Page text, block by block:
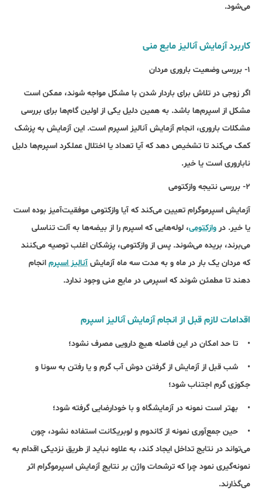
می‌شود.
کاربرد آزمایش آنالیز مایع منی
۱- بررسی وضعیت باروری مردان
اگر زوجی در تلاش برای باردار شدن با مشکل مواجه شوند، ممکن است
مشکل از اسپرم‌ها باشد. به همین دلیل یکی از اولین گام‌ها برای بررسی
مشکلات باروری، انجام آزمایش آنالیز اسپرم است. این آزمایش به پزشک
کمک می‌کند تا تشخیص دهد که آیا تعداد یا اختلال عملکرد اسپرم‌ها دلیل
ناباروری است یا خیر.
۲- بررسی نتیجه وازکتومی
آزمایش اسپرموگرام تعیین می‌کند که آیا وازکتومی موفقیت‌آمیز بوده است
یا خیر. در وازکتومی، لوله‌هایی که اسپرم را از بیضه‌ها به آلت تناسلی
می‌برند، بریده می‌شوند. پس از وازکتومی، پزشکان اغلب توصیه می‌کنند
که مردان یک بار در ماه و به مدت سه ماه آزمایش آنالیز اسپرم انجام
دهند تا مطمئن شوند که اسپرمی در مایع منی وجود ندارد.
اقدامات لازم قبل از انجام آزمایش آنالیز اسپرم
• تا حد امکان در این فاصله هیچ دارویی مصرف نشود؛
• شب قبل از آزمایش از گرفتن دوش آب گرم و یا رفتن به سونا و
جکوزی گرم اجتناب شود؛
• بهتر است نمونه در آزمایشگاه و با خودارضایی گرفته شود؛
• حین جمع‌آوری نمونه از کاندوم و لوبریکانت استفاده نشود، چون
می‌تواند در نتایج تداخل ایجاد کند، به علاوه نباید از طریق نزدیکی اقدام به
نمونه‌گیری نمود چرا که ترشحات واژن بر نتایج آزمایش اسپرموگرام اثر
می‌گذارند.